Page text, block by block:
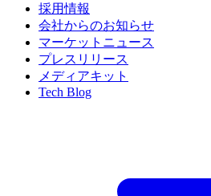
採用情報
会社からのお知らせ
マーケットニュース
プレスリリース
メディアキット
Tech Blog